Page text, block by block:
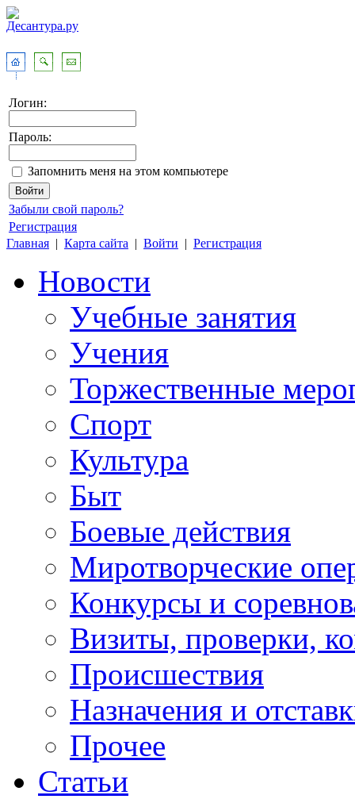
Логин:
Пароль:
Запомнить меня на этом компьютере
Забыли свой пароль?
Регистрация
Главная | Карта сайта | Войти | Регистрация
Новости
Учебные занятия
Учения
Торжественные
Спорт
Культура
Быт
Боевые действия
Миротворческие
Конкурсы и
Визиты, проверки,
Происшествия
Назначения и
Прочее
Статьи